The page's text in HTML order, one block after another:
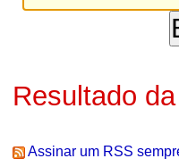
Resultado
Assinar um RSS